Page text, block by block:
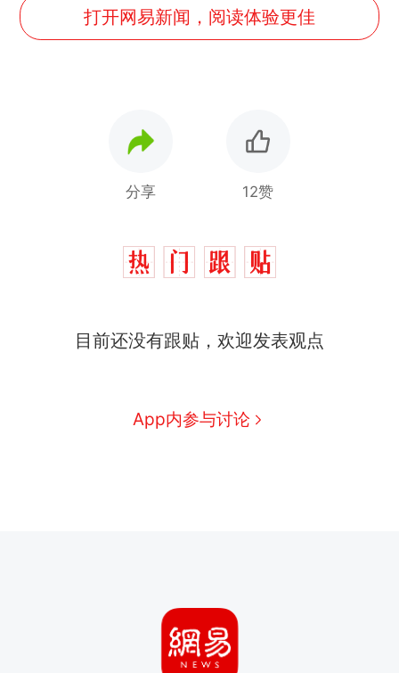
打开网易新闻，阅读体验更佳
分享 12赞
目前还没有跟贴，欢迎发表观点
App内参与讨论